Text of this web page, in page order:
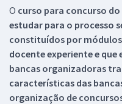
O curso para concurso
estudar para o processo
constituídos por
docente experiente e
bancas organizadoras
características das
organização de